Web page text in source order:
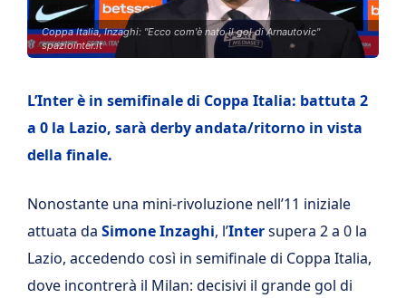
Coppa Italia, Inzaghi: "Ecco com'è nato il gol di Arnautovic"
spaziointer.it
L’Inter è in semifinale di Coppa Italia: battuta 2
a 0 la Lazio, sarà derby andata/ritorno in vista
della finale.
Nonostante una mini-rivoluzione nell’11 iniziale
attuata da Simone Inzaghi, l’Intersupera 2 a 0 la
Lazio, accedendo così in semifinale di Coppa Italia,
dove incontrerà il Milan: decisivi il grande gol di